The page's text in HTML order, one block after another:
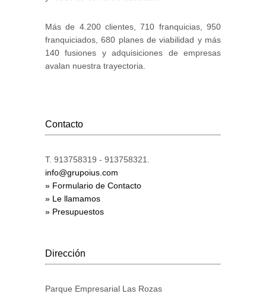
Más de 4.200 clientes, 710 franquicias, 950
franquiciados, 680 planes de viabilidad y más
140 fusiones y adquisiciones de empresas
avalan nuestra trayectoria.
Contacto
T. 913758319 - 913758321.
info@grupoius.com
» Formulario de Contacto
» Le llamamos
» Presupuestos
Dirección
Parque Empresarial Las Rozas